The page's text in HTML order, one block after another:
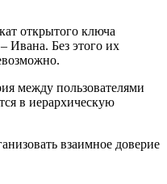
открытого ключа
Ивана. Без этого их
между пользователями
в иерархическую
взаимное доверие